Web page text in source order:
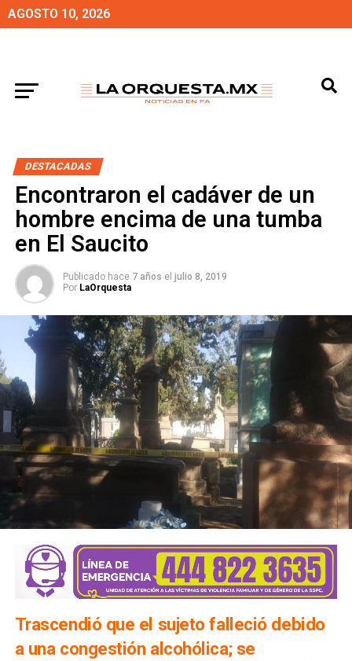
AGOSTO 10, 2026
DESTACADAS
Encontraron el cadáver de un
hombre encima de una tumba
en El Saucito
Publicado hace 7 años el julio 8, 2019
Por LaOrquesta
Trascendió que el sujeto falleció debido
a una congestión alcohólica; se